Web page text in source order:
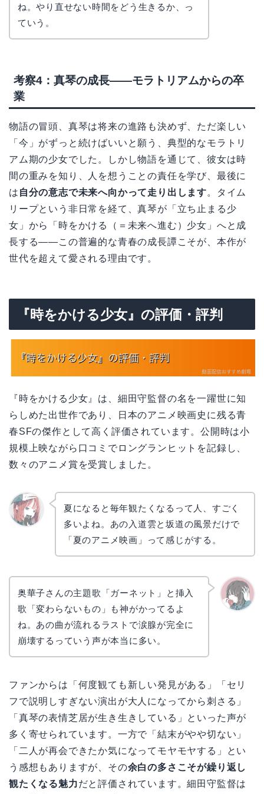
ね。やり直せない時間をどう生きるか、っ
ていう。
考察4：真琴の成長——モラトリアムからの卒
業
物語の冒頭、真琴は将来の進路も決めず、ただ楽しい
「今」がずっと続けばいいと願う、典型的なモラトリ
アム期の少女でした。しかし物語を通じて、彼女は時
間の重みを知り、人を想うことの責任を学び、最後に
は 自分の意志で未来へ向かって走り出します。タイム
リープという非日常を経て、真琴が「立ち止まる少
女」から「時をかける（＝未来へ進む）少女」へと成
長する——この普遍的な青春の成長譚こそが、本作が
世代を超えて愛される理由です。
『時をかける少女』の評価・評判
『時をかける少女』は、細田守監督の名を一躍世に知
らしめた出世作であり、日本のアニメ映画史に残る青
春SFの傑作として高く評価されています。公開時は小
規模上映ながら口コミでロングランヒットを記録し、
数々のアニメ賞を受賞しました。
夏になると毎年観たくなるって人、すごく
多いよね。あの入道雲と坂道の風景だけで
「夏のアニメ映画」って感じがする。
奥華子さんの主題歌「ガーネット」と挿入
歌「変わらないもの」も神がかってるよ
ね。あの曲が流れるラストで涙腺が完全に
崩壊するっていう声が本当に多い。
ファンからは「何度観ても新しい発見がある」「セリ
フで説明しすぎない演出が大人になってから刺さる」
「真琴の表情芝居が生き生きしている」といった声が
多く寄せられています。一方で「結末がやや切ない」
「二人が再会できたか気になってモヤモヤする」とい
う感想もありますが、その余白の多さこそが繰り返し
観たくなる魅力だと評価されています。細田守監督は